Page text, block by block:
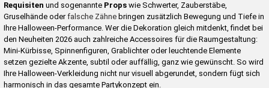
Requisiten und sogenannte Propswie Schwerter, Zauberstäbe,
Gruselhände oderfalsche Zähnebringen zusätzlich Bewegung und Tiefe in
Ihre Halloween-Performance. Wer die Dekoration gleich mitdenkt, findet bei
den Neuheiten 2026 auch zahlreiche Accessoires für die Raumgestaltung:
Mini-Kürbisse, Spinnenfiguren, Grablichter oder leuchtende Elemente
setzen gezielte Akzente, subtil oder auffällig, ganz wie gewünscht. So wird
Ihre Halloween-Verkleidung nicht nur visuell abgerundet, sondern fügt sich
harmonisch in das gesamte Partykonzept ein.